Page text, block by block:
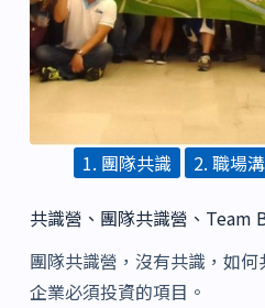
1. 團隊共識 2. 職場
共識營、團隊共識營、Team
團隊共識營，沒有共識，如
企業必須投資的項目。